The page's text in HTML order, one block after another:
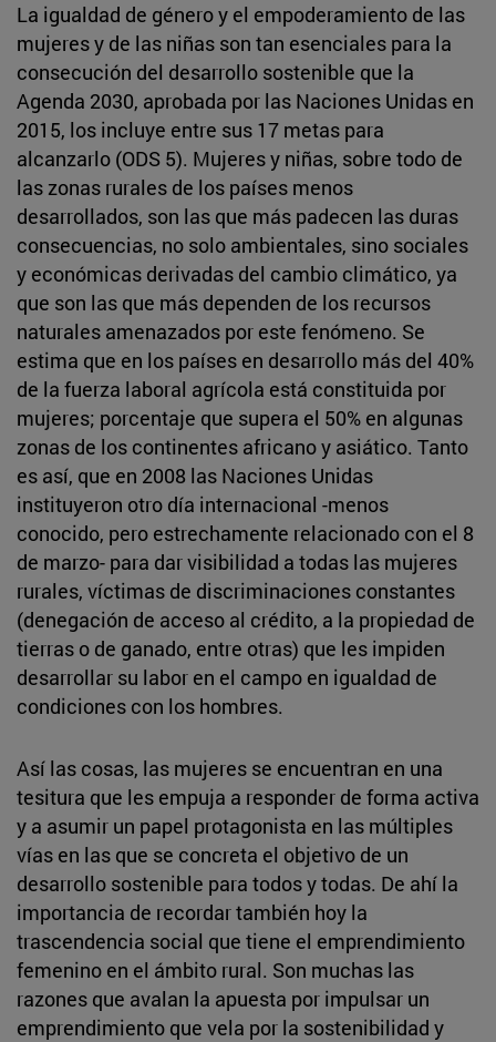
La igualdad de género y el empoderamiento de las
mujeres y de las niñas son tan esenciales para la
consecución del desarrollo sostenible que la
Agenda 2030, aprobada por las Naciones Unidas en
2015, los incluye entre sus 17 metas para
alcanzarlo (ODS 5). Mujeres y niñas, sobre todo de
las zonas rurales de los países menos
desarrollados, son las que más padecen las duras
consecuencias, no solo ambientales, sino sociales
y económicas derivadas del cambio climático, ya
que son las que más dependen de los recursos
naturales amenazados por este fenómeno. Se
estima que en los países en desarrollo más del 40%
de la fuerza laboral agrícola está constituida por
mujeres; porcentaje que supera el 50% en algunas
zonas de los continentes africano y asiático. Tanto
es así, que en 2008 las Naciones Unidas
instituyeron otro día internacional -menos
conocido, pero estrechamente relacionado con el 8
de marzo- para dar visibilidad a todas las mujeres
rurales, víctimas de discriminaciones constantes
(denegación de acceso al crédito, a la propiedad de
tierras o de ganado, entre otras) que les impiden
desarrollar su labor en el campo en igualdad de
condiciones con los hombres.
Así las cosas, las mujeres se encuentran en una
tesitura que les empuja a responder de forma activa
y a asumir un papel protagonista en las múltiples
vías en las que se concreta el objetivo de un
desarrollo sostenible para todos y todas. De ahí la
importancia de recordar también hoy la
trascendencia social que tiene el emprendimiento
femenino en el ámbito rural. Son muchas las
razones que avalan la apuesta por impulsar un
emprendimiento que vela por la sostenibilidad y